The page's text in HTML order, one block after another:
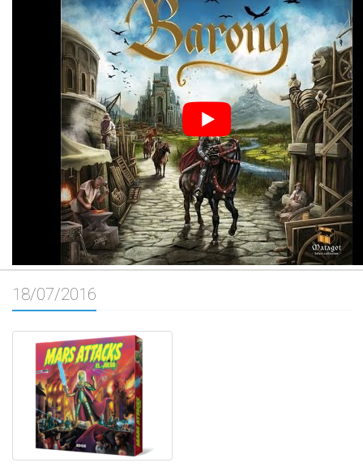
18/07/2016